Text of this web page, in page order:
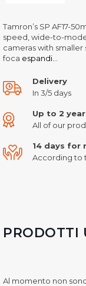
Tamron’s SP AF17-
speed, wide-to-
cameras with smaller
foca espandi...
Delivery
In 3/5 days
Up to 2
All of our
14 days for
According to
PRODOTTI
Al momento non